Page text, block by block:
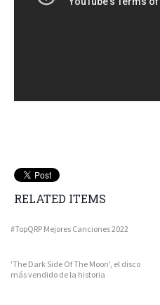
RELATED ITEMS
#TopQRP Mejores Canciones 2022
'The Dark Side Of The Moon', el disco
más vendido de la historia